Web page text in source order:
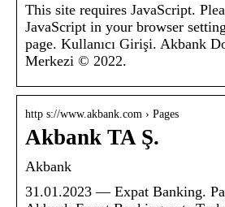
This site requires JavaScript.
JavaScript in your browser
page. Kullanıcı Girişi. Akbank
Merkezi © 2022.
http s://www.akbank.com › Pages
Akbank TA Ş.
Akbank
31.01.2023 — Expat Banking.